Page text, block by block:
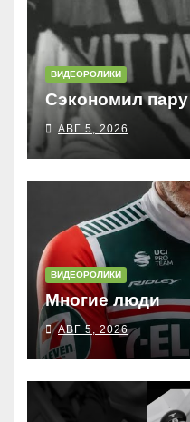
ВИДЕОРОЛИКИ
Сэкономил
АВГ 5, 2026
ВИДЕОРОЛИКИ
Многие люди
АВГ 5, 2026